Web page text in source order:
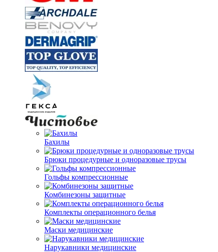
Бахилы
Брюки процедурные и одноразовые трусы
Гольфы компрессионные
Комбинезоны защитные
Комплекты операционного белья
Маски медицинские
Нарукавники медицинские